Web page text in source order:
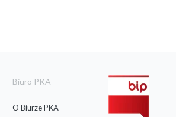
Biuro PKA
O Biurze PKA